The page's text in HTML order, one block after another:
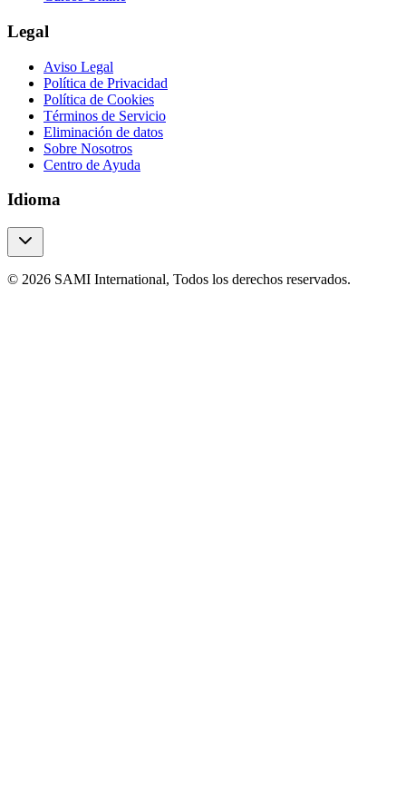
Legal
Aviso Legal
Política de Privacidad
Política de Cookies
Términos de Servicio
Eliminación de datos
Sobre Nosotros
Centro de Ayuda
Idioma
© 2026 SAMI International, Todos los derechos reservados.